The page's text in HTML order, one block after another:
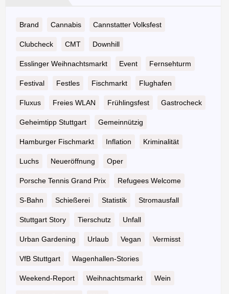
Brand Cannabis Cannstatter Volksfest
Clubcheck CMT Downhill
Esslinger Weihnachtsmarkt Event Fernsehturm
Festival Festles Fischmarkt Flughafen
Fluxus Freies WLAN Frühlingsfest Gastrocheck
Geheimtipp Stuttgart Gemeinnützig
Hamburger Fischmarkt Inflation Kriminalität
Luchs Neueröffnung Oper
Porsche Tennis Grand Prix Refugees Welcome
S-Bahn Schießerei Statistik Stromausfall
Stuttgart Story Tierschutz Unfall
Urban Gardening Urlaub Vegan Vermisst
VfB Stuttgart Wagenhallen-Stories
Weekend-Report Weihnachtsmarkt Wein